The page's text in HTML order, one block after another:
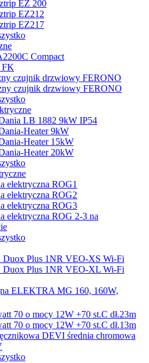
EZ 200
EZ212
EZ217
Compact
FK
czujnik drzwiowy FERONO
czujnik drzwiowy FERONO
LB 1882 9kW IP54
Heater 9kW
Heater 15kW
Heater 20kW
elektryczna ROG1
elektryczna ROG2
elektryczna ROG3
elektryczna ROG 2-3 na
Plus 1NR VEO-XS Wi-Fi
Plus 1NR VEO-XL Wi-Fi
ELEKTRA MG 160, 160W,
70 o mocy 12W +70 st.C dł.23m
70 o mocy 12W +70 st.C dł.13m
DEVI średnia chromowa